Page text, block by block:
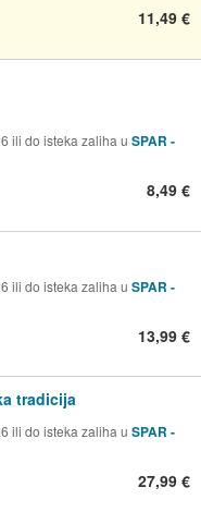
11,49 €
ili do isteka zaliha u SPAR -
8,49 €
ili do isteka zaliha u SPAR -
13,99 €
tradicija
ili do isteka zaliha u SPAR -
27,99 €